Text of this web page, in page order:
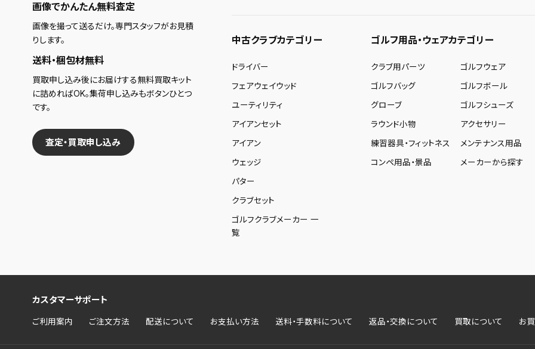
画像でかんたん無料査定
画像を撮って送るだけ。専門スタッフがお見積
りします。
送料・梱包材無料
買取申し込み後にお届けする無料買取キット
に詰めればOK。集荷申し込みもボタンひとつ
です。
査定・買取申し込み
中古クラブカテゴリー
ドライバー
フェアウェイウッド
ユーティリティ
アイアンセット
アイアン
ウェッジ
パター
クラブセット
ゴルフクラブメーカー 一
覧
ゴルフ用品・ウェアカテゴリー
クラブ用パーツ
ゴルフウェア
ゴルフバッグ
ゴルフボール
グローブ
ゴルフシューズ
ラウンド小物
アクセサリー
練習器具・フィットネス
メンテナンス用品
コンペ用品・景品
メーカーから探す
カスタマーサポート
ご利用案内 ご注文方法 配送について お支払い方法 送料・手数料について 返品・交換について 買取について お